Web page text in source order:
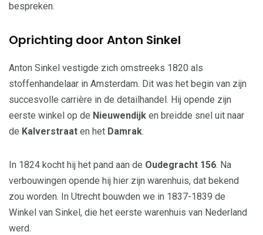
bespreken.
Oprichting door Anton Sinkel
Anton Sinkel vestigde zich omstreeks 1820 als
stoffenhandelaar in Amsterdam. Dit was het begin van zijn
succesvolle carrière in de detailhandel. Hij opende zijn
eerste winkel op de Nieuwendijk en breidde snel uit naar
de Kalverstraat en het Damrak.
In 1824 kocht hij het pand aan de Oudegracht 156. Na
verbouwingen opende hij hier zijn warenhuis, dat bekend
zou worden. In Utrecht bouwden we in 1837-1839 de
Winkel van Sinkel, die het eerste warenhuis van Nederland
werd.